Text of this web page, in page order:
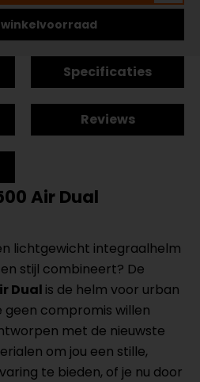
Specificaties
Reviews
Air Dual
lichtgewicht integraalhelm
stijl combineert? De
Dual is de helm voor urban
geen compromis willen
met de nieuwste
om jou een stille,
te bieden, of je nu door